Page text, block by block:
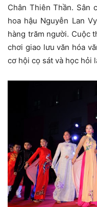
Chân Thiên Thần. Sân
hoa hậu Nguyễn Lan
hàng trăm người. Cuộc
chơi giao lưu văn hóa
cơ hội cọ sát và học hỏi